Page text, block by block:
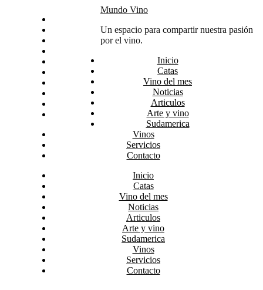
Arte y vino
Sudamerica
Mundo Vino
Un espacio para compartir nuestra pasión
por el vino.
Inicio
Catas
Vino del mes
Noticias
Articulos
Arte y vino
Sudamerica
Vinos
Servicios
Contacto
Inicio
Catas
Vino del mes
Noticias
Articulos
Arte y vino
Sudamerica
Vinos
Servicios
Contacto